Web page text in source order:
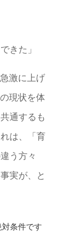
きた」
激に上げ
現状を体
通するも
は、「育
う方々
実が、と
条件です